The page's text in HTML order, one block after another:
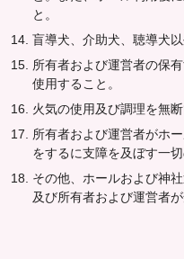
と。
盲導犬、介助犬、聴導犬以
所有者および運営者の保
使用すること。
火気の使用及び調理を無断
所有者および運営者がホ
をするに支障を及ぼす一切
その他、ホールおよび神
及び所有者および運営者が